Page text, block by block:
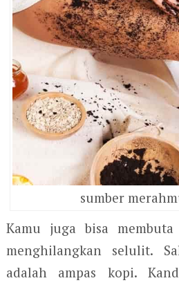
sumber
Kamu juga bisa
menghilangkan selulit.
adalah ampas kopi.